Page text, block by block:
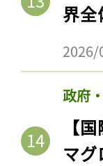
界
政府
【
マ